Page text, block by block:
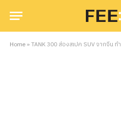
Home»TANK 300 ส่องสเปค SUV จากจีน